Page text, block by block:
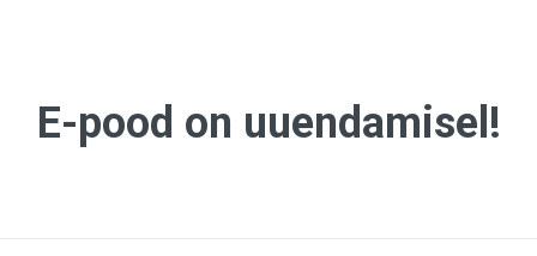
E-pood on uuendamisel!